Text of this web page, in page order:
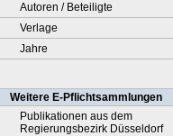
Autoren / Beteiligte
Verlage
Jahre
Weitere E-Pflichtsammlungen
Publikationen aus dem
Regierungsbezirk Düsseldorf